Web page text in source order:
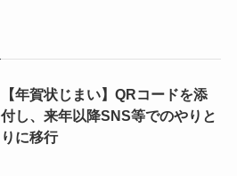
【年賀状じまい】QRコードを添
付し、来年以降SNS等でのやりと
りに移行